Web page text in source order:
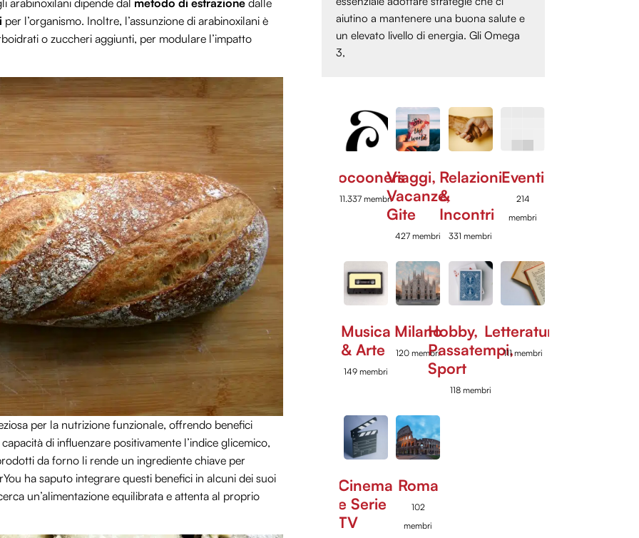
arabinoxilani dipende dal metodo di estrazione dalle
per l’organismo. Inoltre, l’assunzione di arabinoxilani è
o zuccheri aggiunti, per modulare l’impatto
per la nutrizione funzionale, offrendo benefici
di influenzare positivamente l’indice glicemico,
da forno li rende un ingrediente chiave per
ha saputo integrare questi benefici in alcuni dei suoi
un’alimentazione equilibrata e attenta al proprio
aiutino a mantenere una buona salute e
un elevato livello di energia. Gli Omega
3,
Cocooners
11.337 membri
Viaggi,
Vacanze,
Gite
427 membri
Relazioni
&
Incontri
331 membri
Eventi
214
membri
Musica
& Arte
149 membri
Milano
120 membri
Hobby,
Passatempi,
Sport
118 membri
Letteratura
111 membri
Cinema
e Serie
TV
Roma
102
membri